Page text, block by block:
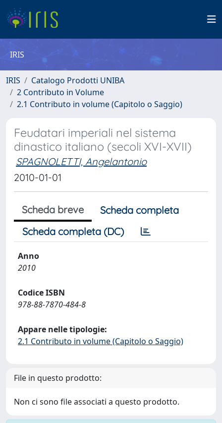
IRIS
IRIS
Catalogo Prodotti UNIBA
2 Contributo in Volume
2.1 Contributo in volume (Capitolo o Saggio)
Feudatari imperiali nel sistema
dinastico italiano (secoli XVI-XVII)
SPAGNOLETTI, Angelantonio
2010-01-01
Scheda breve
Scheda completa
Scheda completa (DC)
Anno
2010
Codice ISBN
978-88-7870-484-8
Appare nelle tipologie:
2.1 Contributo in volume (Capitolo o Saggio)
File in questo prodotto:
Non ci sono file associati a questo prodotto.